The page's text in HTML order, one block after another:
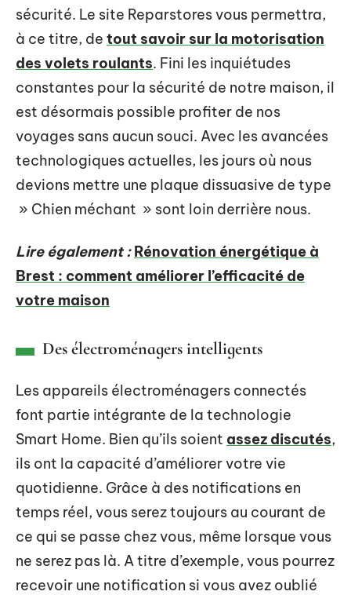
sécurité. Le site Reparstores vous permettra,
à ce titre, de tout savoir sur la motorisation
des volets roulants. Fini les inquiétudes
constantes pour la sécurité de notre maison, il
est désormais possible profiter de nos
voyages sans aucun souci. Avec les avancées
technologiques actuelles, les jours où nous
devions mettre une plaque dissuasive de type
» Chien méchant » sont loin derrière nous.
Lire également : Rénovation énergétique à
Brest : comment améliorer l’efficacité de
votre maison
Des électroménagers intelligents
Les appareils électroménagers connectés
font partie intégrante de la technologie
Smart Home. Bien qu’ils soient assez discutés,
ils ont la capacité d’améliorer votre vie
quotidienne. Grâce à des notifications en
temps réel, vous serez toujours au courant de
ce qui se passe chez vous, même lorsque vous
ne serez pas là. A titre d’exemple, vous pourrez
recevoir une notification si vous avez oublié